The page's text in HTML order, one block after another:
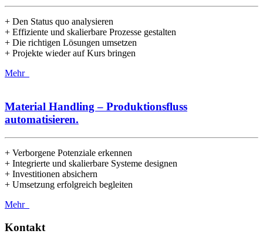
+ Den Status quo analysieren
+ Effiziente und skalierbare Prozesse gestalten
+ Die richtigen Lösungen umsetzen
+ Projekte wieder auf Kurs bringen
Mehr
Material Handling – Produktionsfluss
automatisieren.
+ Verborgene Potenziale erkennen
+ Integrierte und skalierbare Systeme designen
+ Investitionen absichern
+ Umsetzung erfolgreich begleiten
Mehr
Kontakt